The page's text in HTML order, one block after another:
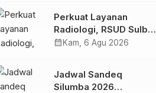
dalam Pemenuhan Gizi
Perkuat Layanan
Radiologi, RSUD Sulbar
Sambut Kembali dr. Iis
calendar_month Kam, 6 Agu 2026
Jadwal Sandeq
Silumba 2026